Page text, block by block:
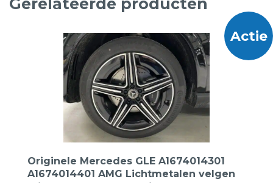
Gerelateerde producten
Actie
Originele Mercedes GLE A1674014301
A1674014401 AMG Lichtmetalen velgen
21inch breedset + Continental 315 40 21